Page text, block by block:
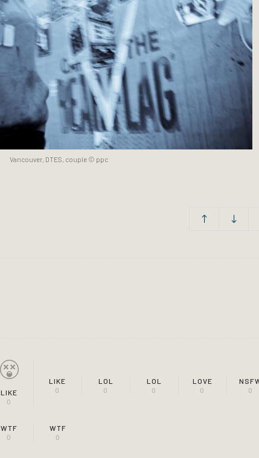
Vancouver, DTES, couple © ppc
LIKE
0
LIKE
0
LOL
0
LOL
0
LOVE
0
0
WTF
0
WTF
0